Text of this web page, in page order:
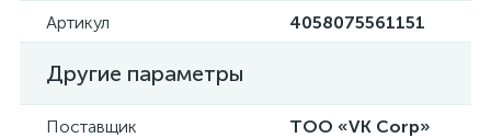
Артикул
4058075561151
Другие параметры
Поставщик
ТОО «VK Corp»